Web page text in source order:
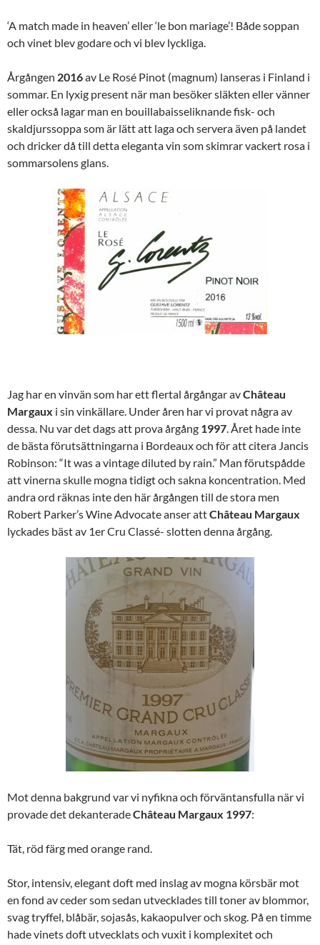
‘A match made in heaven’ eller ‘le bon mariage’! Både soppan
och vinet blev godare och vi blev lyckliga.
Årgången 2016av Le Rosé Pinot (magnum) lanseras i Finland i
sommar. En lyxig present när man besöker släkten eller vänner
eller också lagar man en bouillabaisseliknande fisk- och
skaldjurssoppa som är lätt att laga och servera även på landet
och dricker då till detta eleganta vin som skimrar vackert rosa i
sommarsolens glans.
Jag har en vinvän som har ett flertal årgångar avChâteau
Margaux i sin vinkällare. Under åren har vi provat några av
dessa. Nu var det dags att prova årgång 1997. Året hade inte
de bästa förutsättningarna i Bordeaux och för att citera Jancis
Robinson: “It was a vintage diluted by rain.” Man förutspådde
att vinerna skulle mogna tidigt och sakna koncentration. Med
andra ord räknas inte den här årgången till de stora men
Robert Parker’s Wine Advocate anser attChâteau Margaux
lyckades bäst av 1er Cru Classé- slotten denna årgång.
Mot denna bakgrund var vi nyfikna och förväntansfulla när vi
provade det dekanteradeChâteau Margaux 1997:
Tät, röd färg med orange rand.
Stor, intensiv, elegant doft med inslag av mogna körsbär mot
en fond av ceder som sedan utvecklades till toner av blommor,
svag tryffel, blåbär, sojasås, kakaopulver och skog. På en timme
hade vinets doft utvecklats och vuxit i komplexitet och